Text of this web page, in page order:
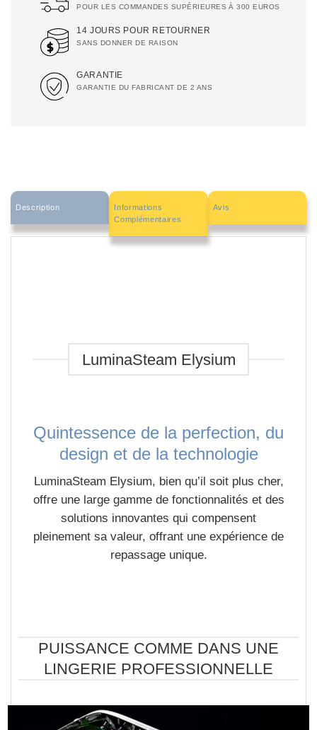
POUR LES COMMANDES SUPÉRIEURES À 300 EUROS
14 JOURS POUR RETOURNER
SANS DONNER DE RAISON
GARANTIE
GARANTIE DU FABRICANT DE 2 ANS
Description
Informations
Complémentaires
Avis
LuminaSteam Elysium
Quintessence de la perfection, du
design et de la technologie
LuminaSteam Elysium, bien qu’il soit plus cher,
offre une large gamme de fonctionnalités et des
solutions innovantes qui compensent
pleinement sa valeur, offrant une expérience de
repassage unique.
PUISSANCE COMME DANS UNE
LINGERIE PROFESSIONNELLE